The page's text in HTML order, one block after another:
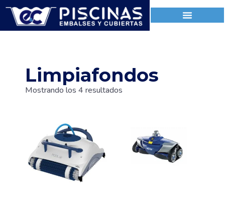
Limpiafondos
Mostrando los 4 resultados